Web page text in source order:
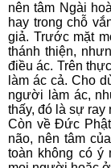
nên tâm Ngài
hay trong chỗ
giả. Trước mặt
thánh thiện,
điều ác. Trên
làm ác cả. Cho
người làm ác,
thấy, đó là sự ray
Còn về Ðức
não, nên tâm
toàn không có ý